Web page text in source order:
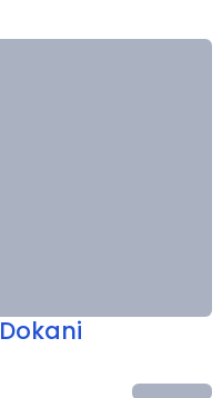
Dokani